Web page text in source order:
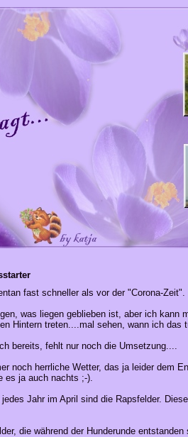
fast schneller als vor der "Corona-
was liegen geblieben ist, aber ich kann
Hintern treten....mal sehen, wann ich das
bereits, fehlt nur noch die Umsetzung....
noch herrliche Wetter, das ja leider dem
es ja auch nachts ;-).
Jahr im April sind die Rapsfelder.
die während der Hunderunde